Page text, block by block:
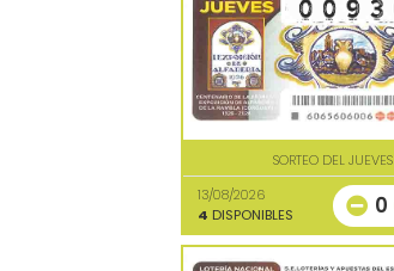
SORTEO DEL JUEVES
13/08/2026
4 DISPONIBLES 0